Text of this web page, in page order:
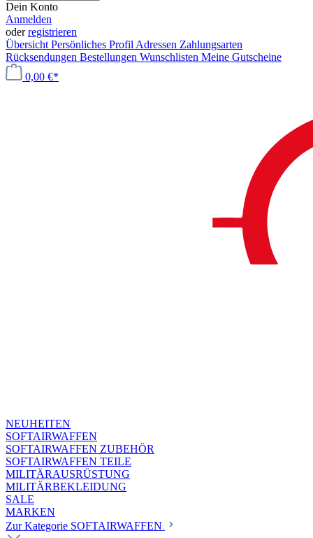
Dein Konto
Anmelden
oderregistrieren
Übersicht Persönliches Profil Adressen Zahlungsarten
Rücksendungen Bestellungen Wunschlisten Meine Gutscheine
0,00 €*
NEUHEITEN
SOFTAIRWAFFEN
SOFTAIRWAFFEN ZUBEHÖR
SOFTAIRWAFFEN TEILE
MILITÄRAUSRÜSTUNG
MILITÄRBEKLEIDUNG
SALE
MARKEN
Zur Kategorie SOFTAIRWAFFEN